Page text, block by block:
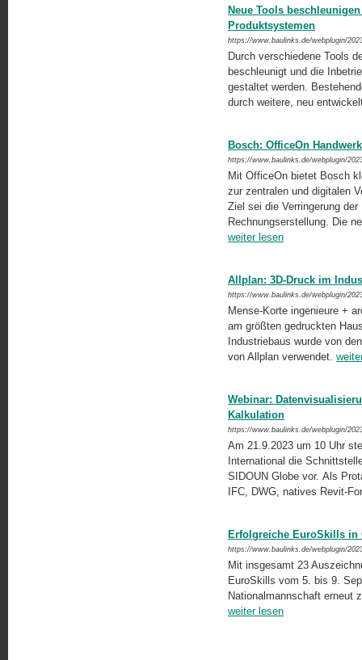
Neue Tools
Produktsystemen
https://www.baulinks.de/webplugin/
Durch verschiedene Tools
beschleunigt und die
gestaltet werden.
durch weitere, neu
Bosch: OfficeOn
https://www.baulinks.de/webplugin/
Mit OfficeOn bietet Bosch
zur zentralen und digitalen
Ziel sei die Verringerung
Rechnungserstellung. Die
weiter lesen
Allplan: 3D-Druck im
https://www.baulinks.de/webplugin/
Mense-Korte ingenieure +
am größten gedruckten
Industriebaus wurde von
von Allplan verwendet.
Webinar:
Kalkulation
https://www.baulinks.de/webplugin/
Am 21.9.2023 um 10 Uhr
International die
SIDOUN Globe vor. Als
IFC, DWG, natives Revit-
Erfolgreiche EuroSkills in
https://www.baulinks.de/webplugin/
Mit insgesamt 23
EuroSkills vom 5. bis 9.
Nationalmannschaft erneut
weiter lesen